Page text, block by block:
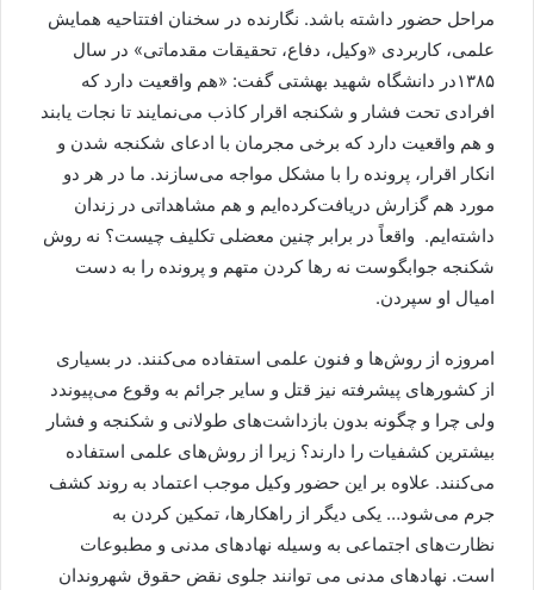
مراحل حضور داشته باشد. نگارنده در سخنان افتتاحیه همایش
علمی، کاربردی «وکیل، دفاع، تحقیقات مقدماتی» در سال
۱۳۸۵در دانشگاه شهید بهشتی گفت: «هم واقعیت دارد که
افرادی تحت فشار و شکنجه اقرار کاذب می‌نمایند تا نجات یابند
و هم واقعیت دارد که برخی ‏مجرمان با ادعای شکنجه شدن و
انکار اقرار، پرونده را با مشکل مواجه می‌سازند. ما در هر دو
مورد هم گزارش ‏دریافت‌کرده‌ایم و هم مشاهداتی در زندان
داشته‌ایم. ‏ واقعاً در برابر چنین معضلی تکلیف چیست؟ نه روش
شکنجه جوابگوست نه رها کردن متهم و پرونده را به دست
امیال ‏او سپردن. ‏
امروزه از روش‌ها و فنون علمی استفاده می‌کنند. در بسیاری
از کشورهای پیشرفته نیز قتل و سایر جرائم به وقوع ‏می‌پیوندد
ولی چرا و چگونه بدون بازداشت‌های طولانی و شکنجه و فشار
بیشترین کشفیات را دارند؟ زیرا از روش‌های ‏علمی استفاده
می‌کنند. علاوه بر این حضور وکیل موجب اعتماد به روند کشف
جرم می‌شود… یکی دیگر از راهکارها، تمکین کردن به
نظارت‌های اجتماعی به وسیله نهادهای مدنی و مطبوعات
است. نهادهای مدنی ‏می توانند جلوی نقض حقوق شهروندان